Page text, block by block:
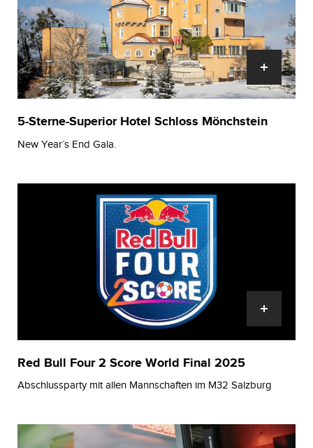
5-Sterne-Superior Hotel Schloss Mönchstein
New Year´s End Gala.
Red Bull Four 2 Score World Final 2025
Abschlussparty mit allen Mannschaften im M32 Salzburg